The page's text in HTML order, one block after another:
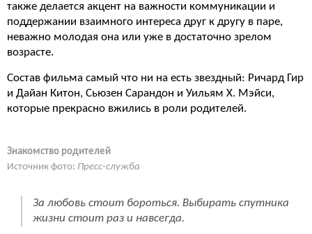
также делается акцент на важности коммуникации и
поддержании взаимного интереса друг к другу в паре,
неважно молодая она или уже в достаточно зрелом
возрасте.
Состав фильма самый что ни на есть звездный: Ричард Гир
и Дайан Китон, Сьюзен Сарандон и Уильям Х. Мэйси,
которые прекрасно вжились в роли родителей.
Знакомство родителей
Источник фото: Пресс-служба
За любовь стоит бороться. Выбирать спутника
жизни стоит раз и навсегда.